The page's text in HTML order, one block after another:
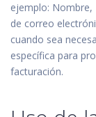
ejemplo:
de correo
cuando sea
específica para
facturación.